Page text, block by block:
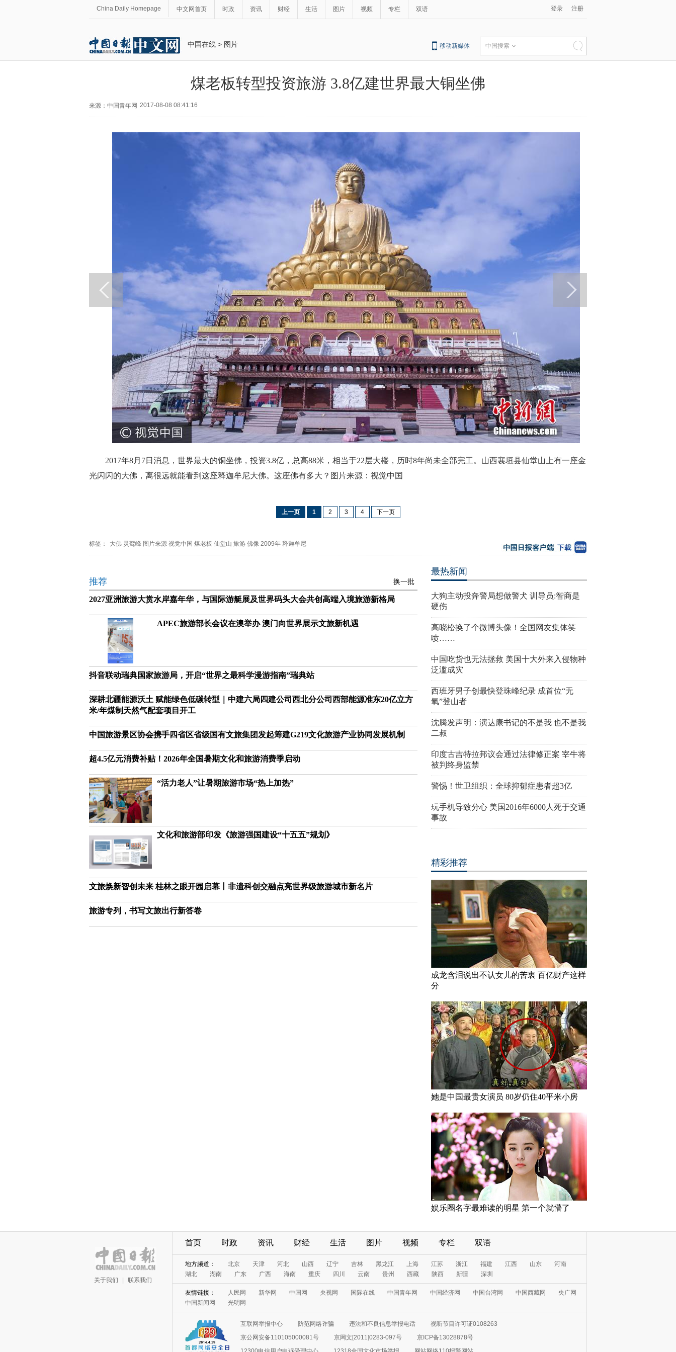
China Daily Homepage 中文网首页 时政 资讯 财经 生活 图片 视频 专栏 双语 登录 注册
中国在线 > 图片 移动新媒体 中国搜索
煤老板转型投资旅游 3.8亿建世界最大铜坐佛
来源：中国青年网 2017-08-08 08:41:16
2017年8月7日消息，世界最大的铜坐佛，投资3.8亿，总高88米，相当于22层大楼，历时8年尚未全部完工。山西襄垣县仙堂山上有一座金
光闪闪的大佛，离很远就能看到这座释迦牟尼大佛。这座佛有多大？图片来源：视觉中国
上一页 1 2 3 4 下一页
标签： 大佛 灵鹫峰 图片来源 视觉中国 煤老板 仙堂山 旅游 佛像 2009年 释迦牟尼
推荐 换一批
2027亚洲旅游大赏水岸嘉年华，与国际游艇展及世界码头大会共创高端入境旅游新格局
APEC旅游部长会议在澳举办 澳门向世界展示文旅新机遇
抖音联动瑞典国家旅游局，开启“世界之最科学漫游指南”瑞典站
深耕北疆能源沃土 赋能绿色低碳转型｜中建六局四建公司西北分公司西部能源准东20亿立方
米/年煤制天然气配套项目开工
中国旅游景区协会携手四省区省级国有文旅集团发起筹建G219文化旅游产业协同发展机制
超4.5亿元消费补贴！2026年全国暑期文化和旅游消费季启动
“活力老人”让暑期旅游市场“热上加热”
文化和旅游部印发《旅游强国建设“十五五”规划》
文旅焕新智创未来 桂林之眼开园启幕丨非遗科创交融点亮世界级旅游城市新名片
旅游专列，书写文旅出行新答卷
最热新闻
大狗主动投奔警局想做警犬 训导员:智商是
硬伤
高晓松换了个微博头像！全国网友集体笑
喷……
中国吃货也无法拯救 美国十大外来入侵物种
泛滥成灾
西班牙男子创最快登珠峰纪录 成首位“无
氧”登山者
沈腾发声明：演达康书记的不是我 也不是我
二叔
印度古吉特拉邦议会通过法律修正案 宰牛将
被判终身监禁
警惕！世卫组织：全球抑郁症患者超3亿
玩手机导致分心 美国2016年6000人死于交通
事故
精彩推荐
成龙含泪说出不认女儿的苦衷 百亿财产这样
分
她是中国最贵女演员 80岁仍住40平米小房
娱乐圈名字最难读的明星 第一个就懵了
关于我们 联系我们
首页 时政 资讯 财经 生活 图片 视频 专栏 双语
地方频道： 北京 天津 河北 山西 辽宁 吉林 黑龙江 上海 江苏 浙江 福建 江西 山东
河南
湖北
湖南 广东 广西 海南 重庆 四川 云南 贵州 西藏 陕西 新疆 深圳
友情链接： 人民网 新华网 中国网 央视网 国际在线 中国青年网 中国经济网 中国台湾网 中国西藏网
央广网
中国新闻网
光明网
互联网举报中心 防范网络诈骗 违法和不良信息举报电话
视听节目许可证0108263
京公网安备110105000081号
京网文[2011]0283-097号
京ICP备13028878号